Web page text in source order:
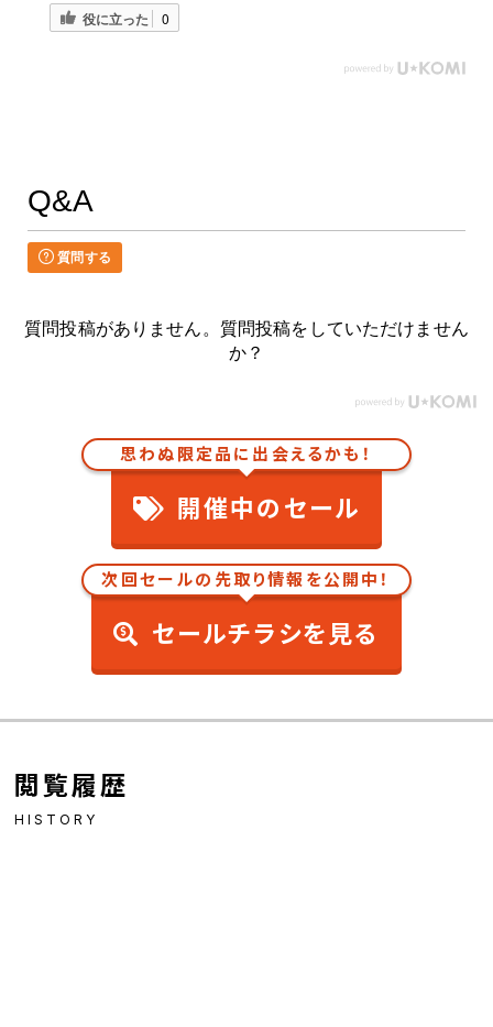
役に立った 0
Q&A
質問する
質問投稿がありません。質問投稿をしていただけません
か？
思わぬ限定品に出会えるかも！
開催中のセール
次回セールの先取り情報を公開中！
セールチラシを見る
閲覧履歴
HISTORY